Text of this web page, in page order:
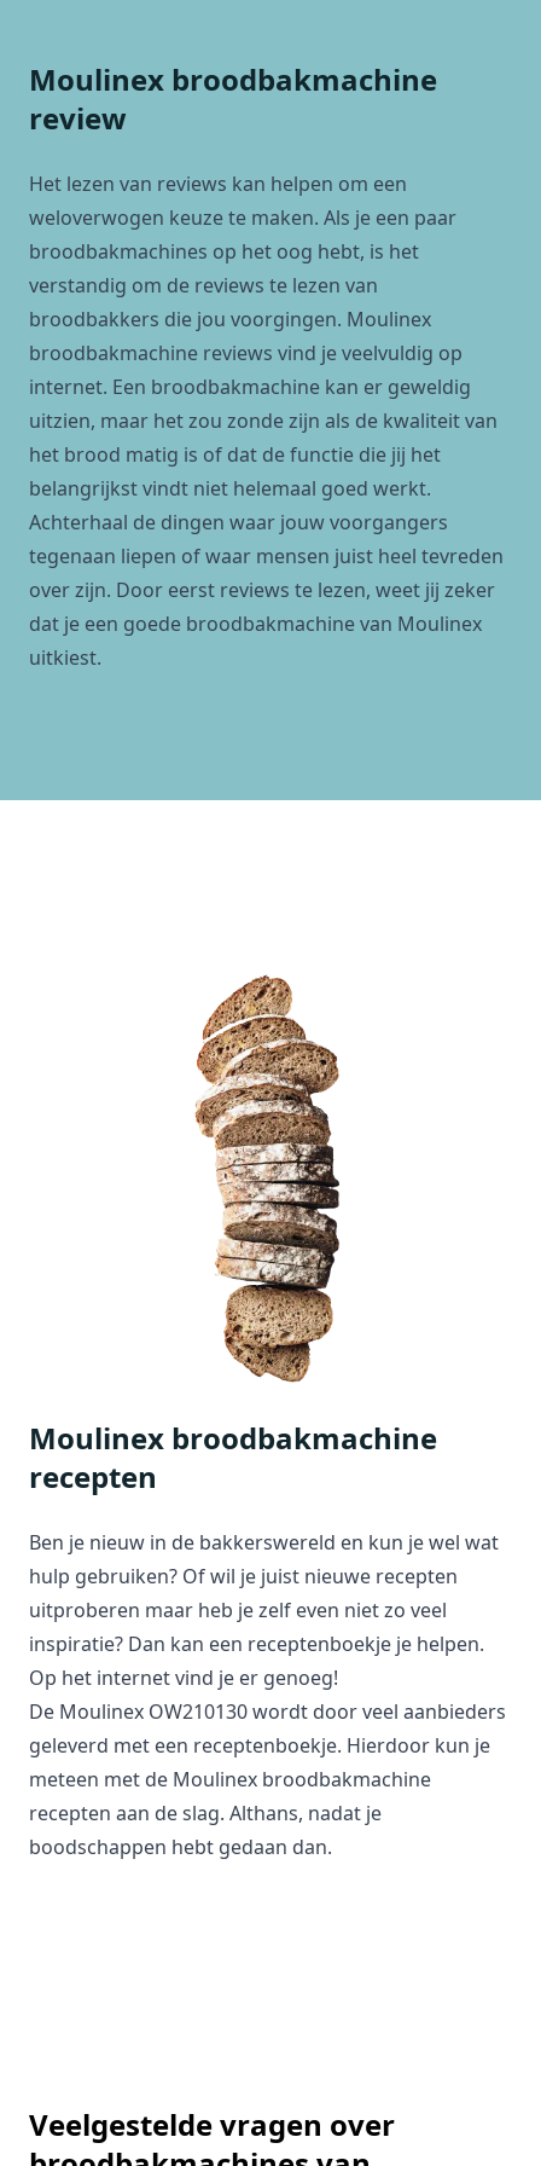
Moulinex broodbakmachine
review
Het lezen van reviews kan helpen om een
weloverwogen keuze te maken. Als je een paar
broodbakmachines op het oog hebt, is het
verstandig om de reviews te lezen van
broodbakkers die jou voorgingen. Moulinex
broodbakmachine reviews vind je veelvuldig op
internet. Een broodbakmachine kan er geweldig
uitzien, maar het zou zonde zijn als de kwaliteit van
het brood matig is of dat de functie die jij het
belangrijkst vindt niet helemaal goed werkt.
Achterhaal de dingen waar jouw voorgangers
tegenaan liepen of waar mensen juist heel tevreden
over zijn. Door eerst reviews te lezen, weet jij zeker
dat je een goede broodbakmachine van Moulinex
uitkiest.
Moulinex broodbakmachine
recepten
Ben je nieuw in de bakkerswereld en kun je wel wat
hulp gebruiken? Of wil je juist nieuwe recepten
uitproberen maar heb je zelf even niet zo veel
inspiratie? Dan kan een receptenboekje je helpen.
Op het internet vind je er genoeg!
De Moulinex OW210130 wordt door veel aanbieders
geleverd met een receptenboekje. Hierdoor kun je
meteen met de Moulinex broodbakmachine
recepten aan de slag. Althans, nadat je
boodschappen hebt gedaan dan.
Veelgestelde vragen over